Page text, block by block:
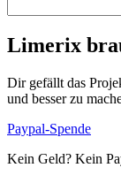
Limerix
Dir gefällt das
und besser zu
Paypal-Spende
Kein Geld? Kein